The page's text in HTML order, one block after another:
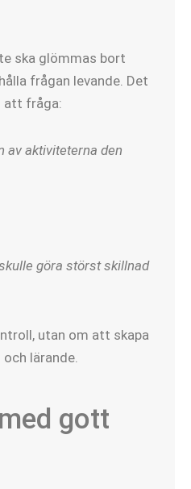
ska glömmas bort
frågan levande. Det
att fråga:
av aktiviteterna den
göra störst skillnad
utan om att skapa
lärande.
gott